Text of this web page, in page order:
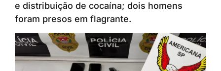
e distribuição de cocaína; dois homens
foram presos em flagrante.